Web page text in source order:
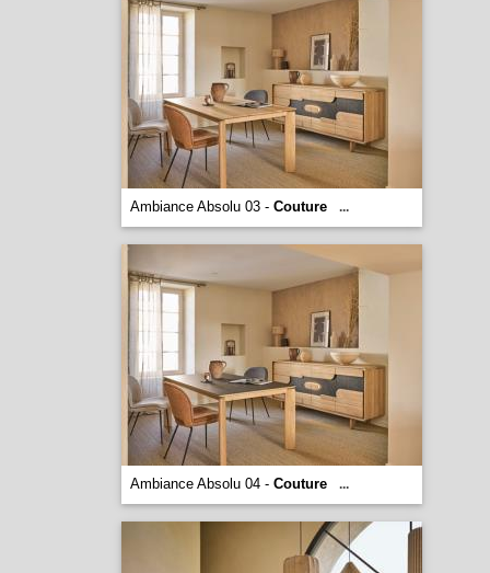
Ambiance Absolu 03 - Couture ...
Ambiance Absolu 04 - Couture ...